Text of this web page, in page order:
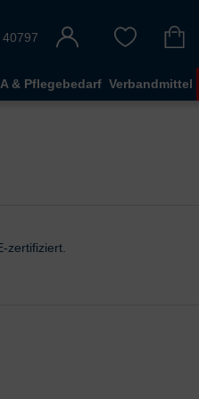
& Pflegebedarf Verbandmittel
zertifiziert.